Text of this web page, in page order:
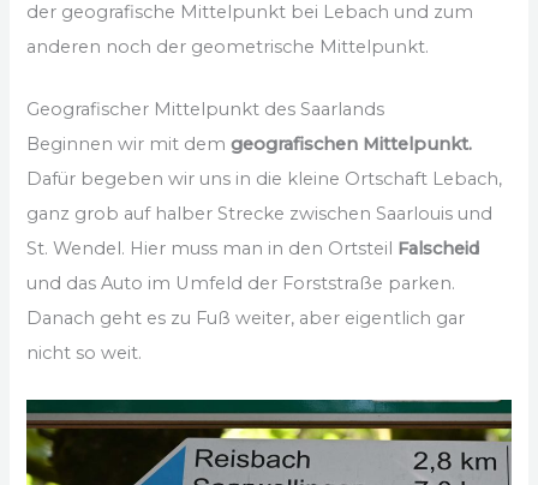
der geografische Mittelpunkt bei Lebach und zum
anderen noch der geometrische Mittelpunkt.
Geografischer Mittelpunkt des Saarlands
Beginnen wir mit dem geografischen Mittelpunkt.
Dafür begeben wir uns in die kleine Ortschaft Lebach,
ganz grob auf halber Strecke zwischen Saarlouis und
St. Wendel. Hier muss man in den Ortsteil Falscheid
und das Auto im Umfeld der Forststraße parken.
Danach geht es zu Fuß weiter, aber eigentlich gar
nicht so weit.